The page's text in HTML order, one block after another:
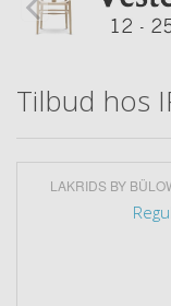
Tilbud hos
LAKRIDS BY